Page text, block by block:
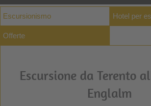
Escursionismo Hotel per
Offerte
Escursione da Terento
Englalm